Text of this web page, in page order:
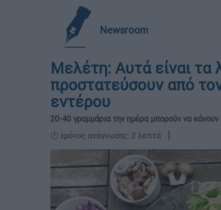
Newsroom
Μελέτη: Αυτά είναι τα
προστατεύσουν από
εντέρου
20-40 γραμμάρια την ημέρα μπορούν να
🕛 χρόνος ανάγνωσης: 2 λεπτά ┋